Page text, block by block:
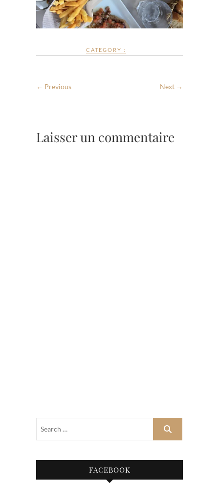
CATEGORY :
← Previous Next →
Laisser un commentaire
FACEBOOK